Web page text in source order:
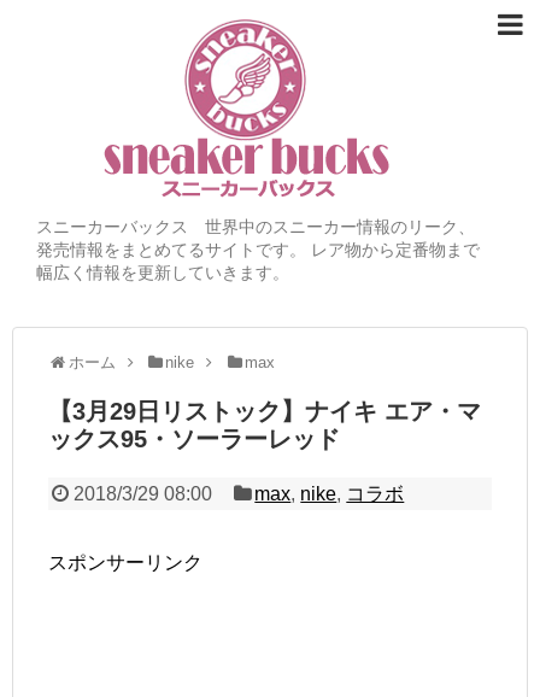
スニーカーバックス 世界中のスニーカー情報のリーク、
発売情報をまとめてるサイトです。 レア物から定番物まで
幅広く情報を更新していきます。
ホーム nike max
【3月29日リストック】ナイキ エア・マ
ックス95・ソーラーレッド
2018/3/29 08:00 max, nike, コラボ
スポンサーリンク